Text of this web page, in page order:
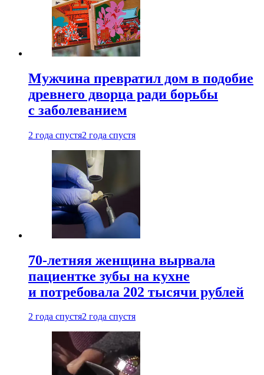
Мужчина превратил дом в подобие
древнего дворца ради борьбы
с заболеванием
2 года спустя2 года спустя
70-летняя женщина вырвала
пациентке зубы на кухне
и потребовала 202 тысячи рублей
2 года спустя2 года спустя